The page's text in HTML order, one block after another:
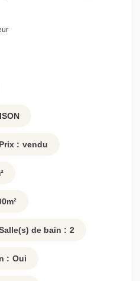
Prix : vendu
m²
de bain : 2
: Oui